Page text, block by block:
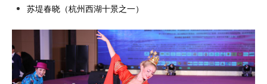
苏堤春晓（杭州西湖十景之一）